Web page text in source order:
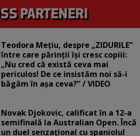
Teodora Mețiu, despre „ZIDURILE”
între care părinții își cresc copiii:
„Nu cred că există ceva mai
periculos! De ce insistăm noi să-i
băgăm în așa ceva?” / VIDEO
Novak Djokovic, calificat în a 12-a
semifinală la Australian Open. Încă
un duel senzațional cu spaniolul